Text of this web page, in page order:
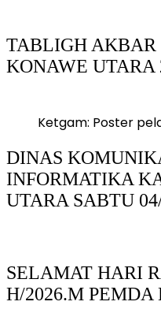
TABLIGH AKBAR
KONAWE UTARA
Ketgam: Poster
DINAS
INFORMATIKA
UTARA SABTU
SELAMAT HARI
H/2026.M